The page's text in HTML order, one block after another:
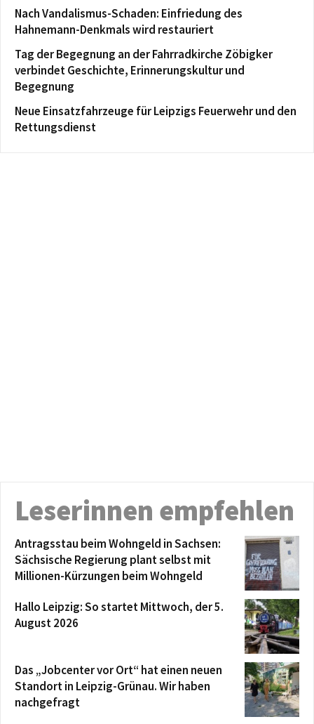
Nach Vandalismus-Schaden: Einfriedung des
Hahnemann-Denkmals wird restauriert
Tag der Begegnung an der Fahrradkirche Zöbigker
verbindet Geschichte, Erinnerungskultur und
Begegnung
Neue Einsatzfahrzeuge für Leipzigs Feuerwehr und den
Rettungsdienst
Leserinnen empfehlen
Antragsstau beim Wohngeld in Sachsen:
Sächsische Regierung plant selbst mit
Millionen-Kürzungen beim Wohngeld
Hallo Leipzig: So startet Mittwoch, der 5.
August 2026
Das „Jobcenter vor Ort“ hat einen neuen
Standort in Leipzig-Grünau. Wir haben
nachgefragt